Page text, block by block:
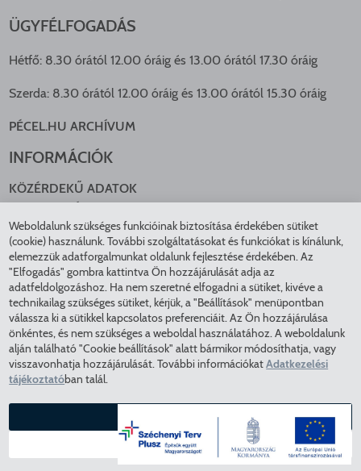
ÜGYFÉLFOGADÁS
Hétfő: 8.30 órától 12.00 óráig és 13.00 órától 17.30 óráig
Szerda: 8.30 órától 12.00 óráig és 13.00 órától 15.30 óráig
PÉCEL.HU ARCHÍVUM
INFORMÁCIÓK
KÖZÉRDEKŰ ADATOK
KÖZLEKEDÉS
ADATKEZELÉS
ÁTLÁTHATÓ ÖNKORMÁNYZAT
COOKIE BEÁLLÍTÁSOK
INTÉZMÉNYEK
EGÉSZSÉGÜGY
KÖZMŰSZOLGÁLTATÓK
RENDVÉDELEM
VÁROSÜZEMELTETÉS
COPYRIGHT © 2025 - Pécel Város Önkormányzata - Minden
jog fenntartva - Az oldal tartalma feltöltés alatt
Weboldalunk szükséges funkcióinak biztosítása érdekében sütiket
(cookie) használunk. További szolgáltatásokat és funkciókat is kínálunk,
elemezzük adatforgalmunkat oldalunk fejlesztése érdekében. Az
"Elfogadás" gombra kattintva Ön hozzájárulását adja az
adatfeldolgozáshoz. Ha nem szeretné elfogadni a sütiket, kivéve a
technikailag szükséges sütiket, kérjük, a "Beállítások" menüpontban
válassza ki a sütikkel kapcsolatos preferenciáit. Az Ön hozzájárulása
önkéntes, és nem szükséges a weboldal használatához. A weboldalunk
alján található "Cookie beállítások" alatt bármikor módosíthatja, vagy
visszavonhatja hozzájárulását. További információkatAdatkezelési
tájékoztatóban talál.
BEÁLLÍTÁSOK